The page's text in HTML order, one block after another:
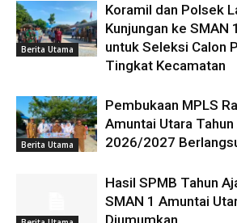
Berita Utama
Koramil dan Polsek
Kunjungan ke SMAN
untuk Seleksi Calon
Tingkat Kecamatan
Berita Utama
Pembukaan MPLS
Amuntai Utara Tahun
2026/2027
Hasil SPMB Tahun
SMAN 1 Amuntai
Diumumkan